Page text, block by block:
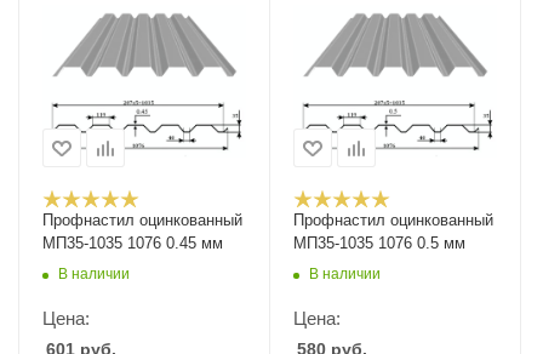
Профнастил оцинкованный
МП35-1035 1076 0.45 мм
В наличии
Цена:
601 руб.
Профнастил оцинкованный
МП35-1035 1076 0.5 мм
В наличии
Цена:
580 руб.